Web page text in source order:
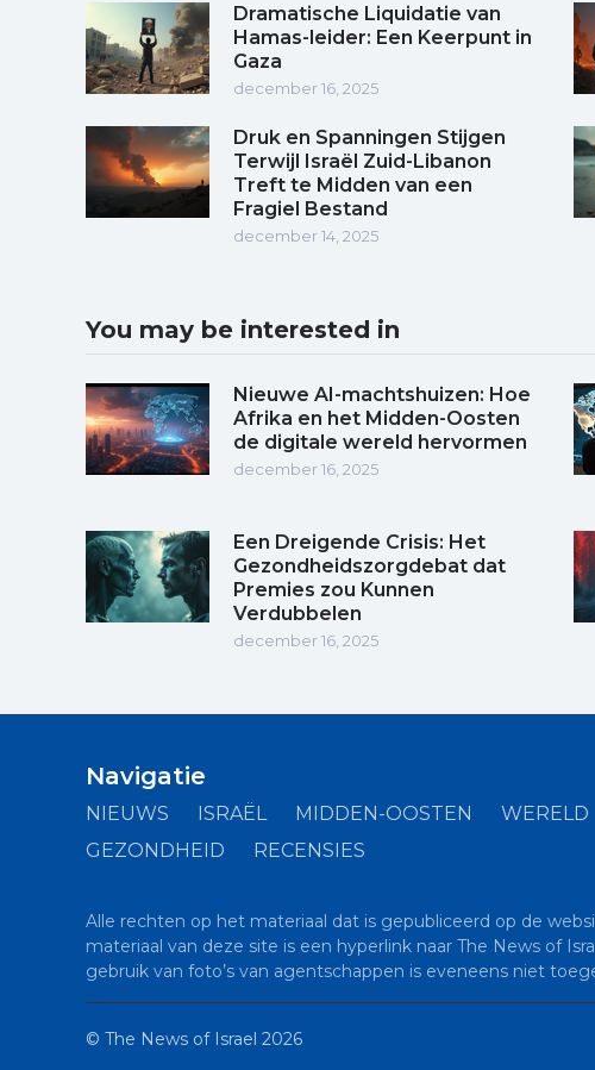
Dramatische Liquidatie van
Hamas-leider: Een Keerpunt in
Gaza
december 16, 2025
Druk en Spanningen Stijgen
Terwijl Israël Zuid-Libanon
Treft te Midden van een
Fragiel Bestand
december 14, 2025
You may be interested in
Nieuwe AI-machtshuizen: Hoe
Afrika en het Midden-Oosten
de digitale wereld hervormen
december 16, 2025
Een Dreigende Crisis: Het
Gezondheidszorgdebat dat
Premies zou Kunnen
Verdubbelen
december 16, 2025
Navigatie
NIEUWS ISRAËL MIDDEN-OOSTEN WERELD
GEZONDHEID
RECENSIES
Alle rechten op het materiaal dat is gepubliceerd op de
materiaal van deze site is een hyperlink naar The News of
gebruik van foto’s van agentschappen is eveneens niet
© The News of Israel 2026